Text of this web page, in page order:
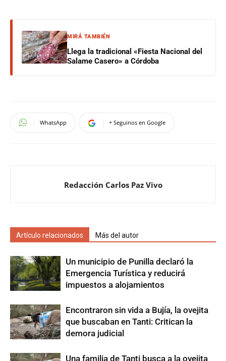
MIRÁ TAMBIÉN
Llega la tradicional «Fiesta Nacional del
Salame Casero» a Córdoba
WhatsApp + Seguinos en Google
Redacción Carlos Paz Vivo
Artículo relacionados Más del autor
Un municipio de Punilla declaró la
Emergencia Turística y reducirá
impuestos a alojamientos
Encontraron sin vida a Bujía, la ovejita
que buscaban en Tanti: Critican la
demora judicial
Una familia de Tanti busca a la ovejita